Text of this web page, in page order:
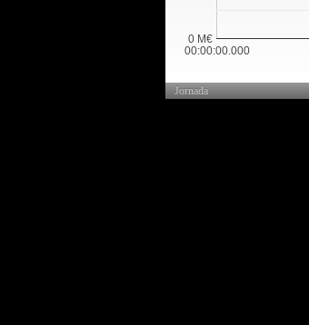
00:00:00.000
0 M€
Jornada